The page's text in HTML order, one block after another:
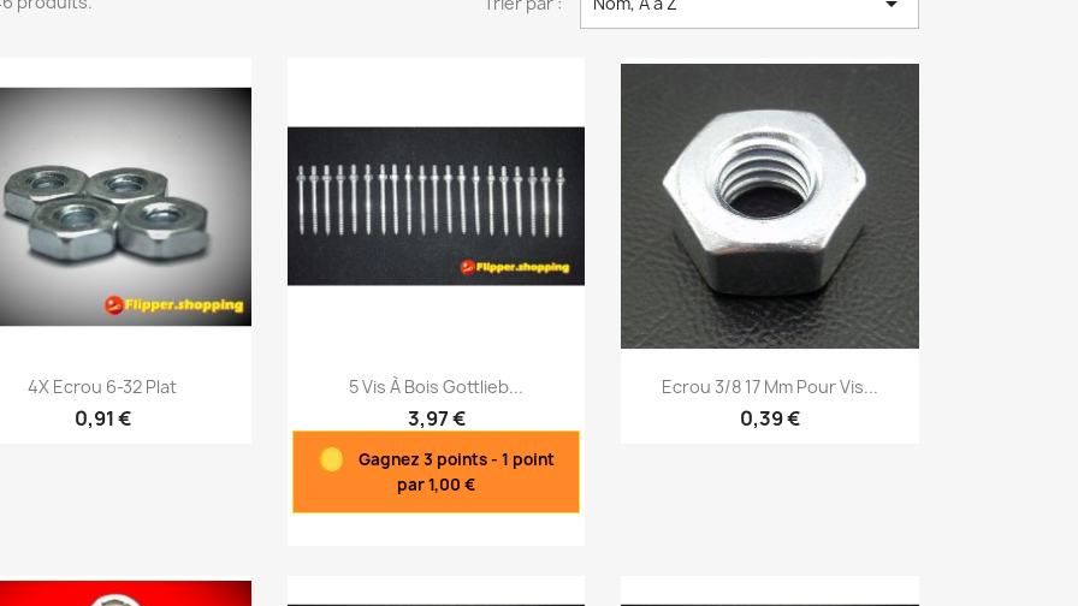
Aperçu rapide
4X Ecrou 6-32 Plat
0,91 €
Aperçu rapide
5 Vis À Bois Gottlieb...
3,97 €
Gagnez 3 points - 1 point
par 1,00 €
Aperçu rapide
Ecrou 3/8 17 Mm Pour Vis...
0,39 €